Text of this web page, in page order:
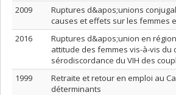
2009
Ruptures d&apos;unions
causes et effets sur les femmes
2016
Ruptures d&apos;union en
attitude des femmes vis-à-vis du
sérodiscordance du VIH des
1999
Retraite et retour en emploi au
déterminants